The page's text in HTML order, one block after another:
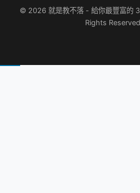
© 2026 就是教不落 - 給你最豐富的
Rights Reserved